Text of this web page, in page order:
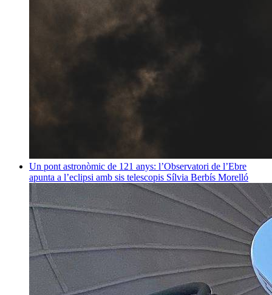
Un pont astronòmic de 121 anys: l’Observatori de l’Ebre
apunta a l’eclipsi amb sis telescopis Sílvia Berbís Morelló